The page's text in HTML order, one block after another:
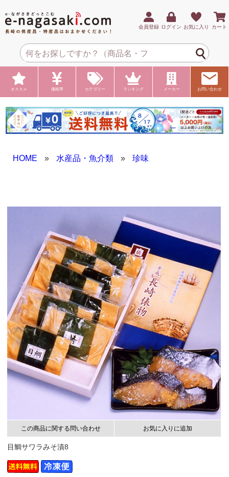
会員登録 ログイン お気に入り カート
オススメ 価格帯 カテゴリー ランキング メーカー お問い合わせ
HOME » 水産品・魚介類 » 珍味
この商品に関する問い合わせ お気に入りに追加
目鯛サワラみそ漬8